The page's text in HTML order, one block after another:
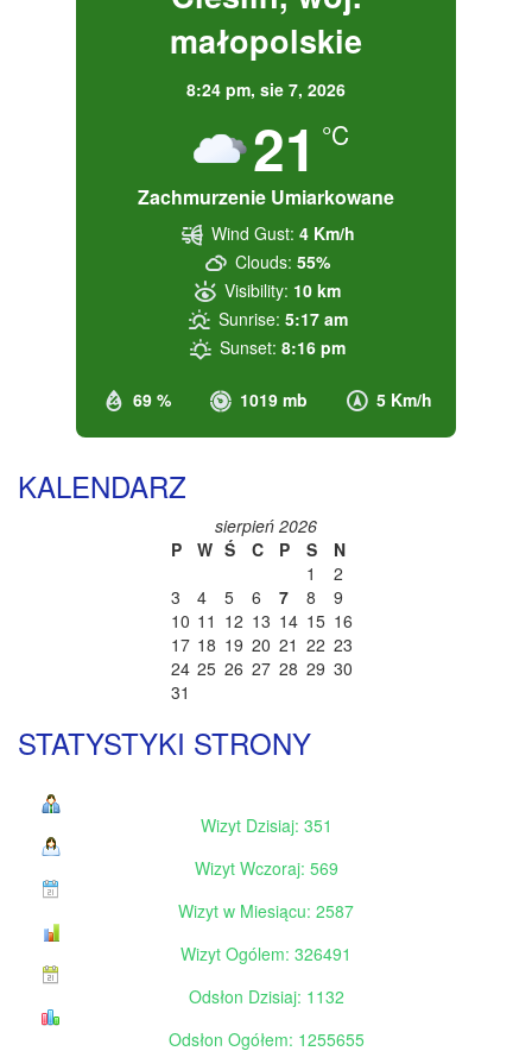
małopolskie
8:24 pm, sie 7, 2026
21 °C
Zachmurzenie Umiarkowane
69 % 1019 mb 5 Km/h
Wind Gust: 4 Km/h
Clouds: 55%
Visibility: 10 km
Sunrise: 5:17 am
Sunset: 8:16 pm
KALENDARZ
sierpień 2026
P
W Ś C P S
N
1
2
3
4 5 6 7 8
9
10 11 12 13 14 15 16
17 18 19 20 21 22 23
24 25 26 27 28 29 30
31
STATYSTYKI STRONY
Wizyt Dzisiaj: 351
Wizyt Wczoraj: 569
Wizyt w Miesiącu: 2587
Wizyt Ogólem: 326491
Odsłon Dzisiaj: 1132
Odsłon Ogółem: 1255655